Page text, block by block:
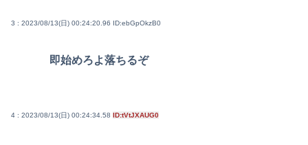
3 : 2023/08/13(日) 00:24:20.96 ID:ebGpOkzB0
即始めろよ落ちるぞ
4 : 2023/08/13(日) 00:24:34.58 ID:tVtJXAUG0